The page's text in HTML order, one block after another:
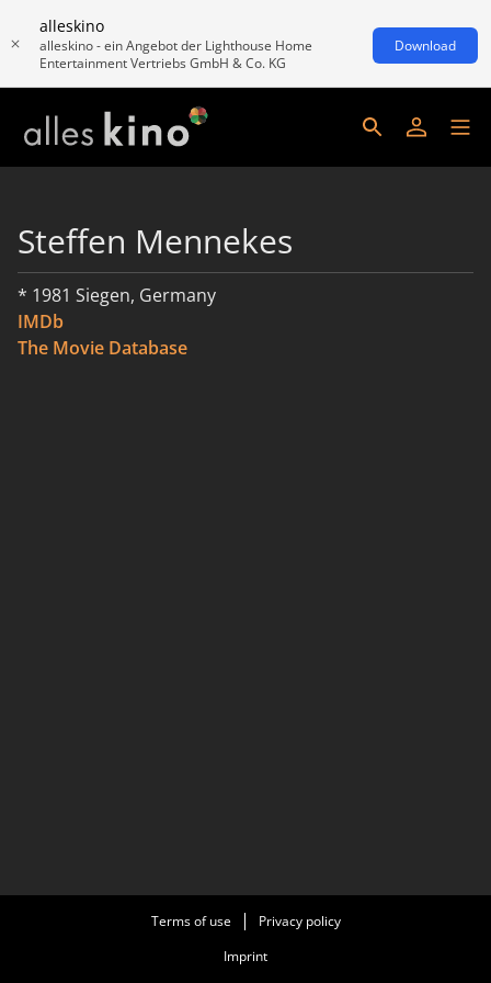
alleskino
alleskino - ein Angebot der Lighthouse Home
Entertainment Vertriebs GmbH & Co. KG
Download
Steffen Mennekes
* 1981 Siegen, Germany
IMDb
The Movie Database
Terms of use
Privacy policy
Imprint